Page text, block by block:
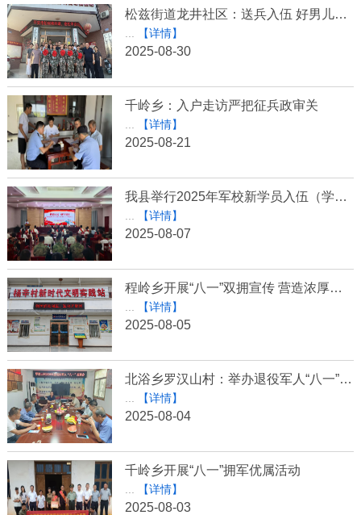
松兹街道龙井社区：送兵入伍 好男儿踏上军旅新征程
【详情】
2025-08-30
千岭乡：入户走访严把征兵政审关
【详情】
2025-08-21
我县举行2025年军校新学员入伍（学）欢送会
【详情】
2025-08-07
程岭乡开展“八一”双拥宣传 营造浓厚崇军氛围
【详情】
2025-08-05
北浴乡罗汉山村：举办退役军人“八一”座谈会
【详情】
2025-08-04
千岭乡开展“八一”拥军优属活动
【详情】
2025-08-03